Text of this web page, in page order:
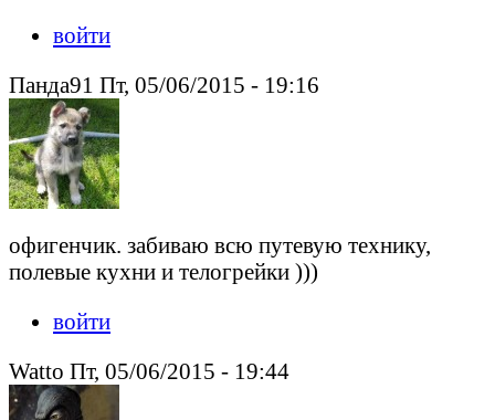
войти
Панда91 Пт, 05/06/2015 - 19:16
офигенчик. забиваю всю путевую технику,
полевые кухни и телогрейки )))
войти
Watto Пт, 05/06/2015 - 19:44